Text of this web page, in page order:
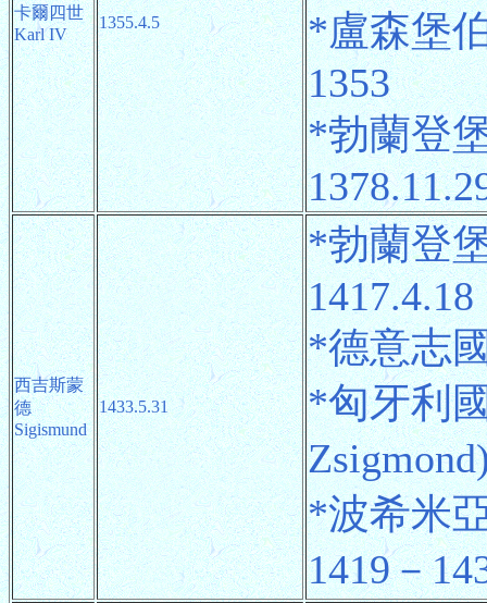
卡爾四世
Karl IV
1355.4.5
*盧森堡
1353
*勃蘭登
西吉斯蒙
德
Sigismund
1433.5.31
*勃蘭登
1417.4.18
*德意志
*匈牙利
*波希米
1419－